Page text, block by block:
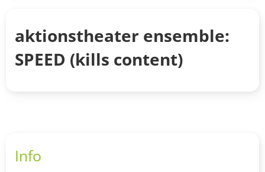
aktionstheater ensemble:
SPEED (kills content)
Info